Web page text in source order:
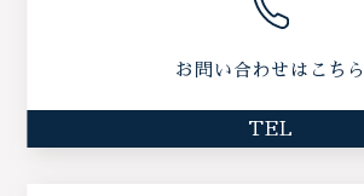
お問い合わせはこちら
TEL